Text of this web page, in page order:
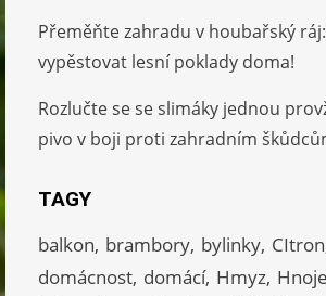
Přeměňte zahradu v houbařský ráj:
vypěstovat lesní poklady doma!
Rozlučte se se slimáky jednou
pivo v boji proti zahradním
TAGY
balkon brambory bylinky CItron
domácnost domácí Hmyz